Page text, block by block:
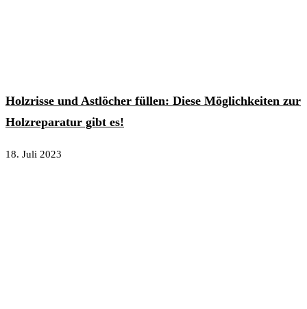
Holzrisse und Astlöcher füllen: Diese Möglichkeiten zur
Holzreparatur gibt es!
18. Juli 2023